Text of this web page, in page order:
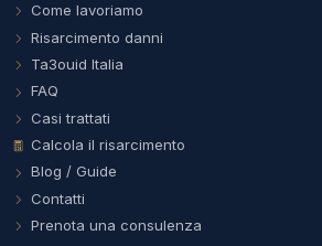
Come lavoriamo
Risarcimento danni
Ta3ouid Italia
FAQ
Casi trattati
Calcola il risarcimento
Blog / Guide
Contatti
Prenota una consulenza